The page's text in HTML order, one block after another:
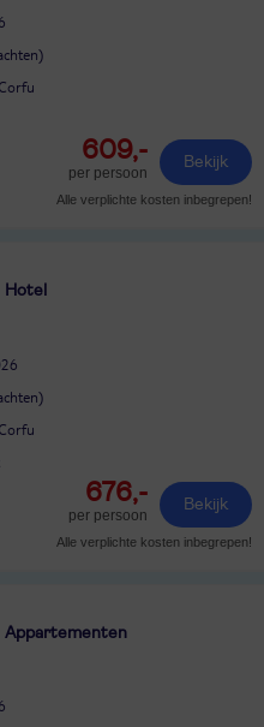
609,-
per persoon
Bekijk
Alle verplichte kosten inbegrepen!
Hotel
676,-
per persoon
Bekijk
Alle verplichte kosten inbegrepen!
Appartementen